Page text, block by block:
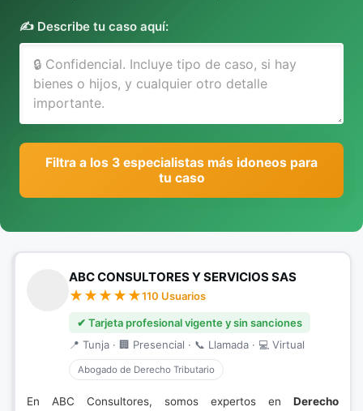
✍️ Describe tu caso aquí:
Filtra a los 3 especialistas más idoneos para
tu caso
ABC CONSULTORES Y SERVICIOS SAS
110 Usuarios
✔ Tarjeta profesional vigente y sin sanciones
📍 Tunja · 🏢 Presencial · 📞 Llamada · 💻 Virtual
Abogado de Derecho Tributario
En ABC Consultores, somos expertos en Derecho